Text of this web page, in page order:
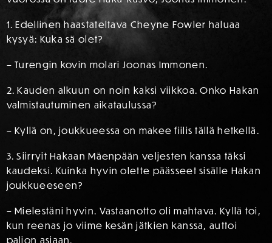
1. Edellinen haastateltava Cheyne Fowler haluaa
kysyä: Kuka sä olet?
– Turengin kovin molari Joonas Immonen.
2. Kauden alkuun on noin kaksi viikkoa. Onko Hakan
valmistautuminen aikataulussa?
– Kyllä on, joukkueessa on makee fiilis tällä hetkellä.
3. Siirryit Hakaan Mäenpään veljesten kanssa täksi
kaudeksi. Kuinka hyvin olette päässeet sisälle Hakan
joukkueeseen?
– Mielestäni hyvin. Vastaanotto oli mahtava. Kyllä toi,
kun reenas jo viime kesän jätkien kanssa, auttoi
paljon asiaan.